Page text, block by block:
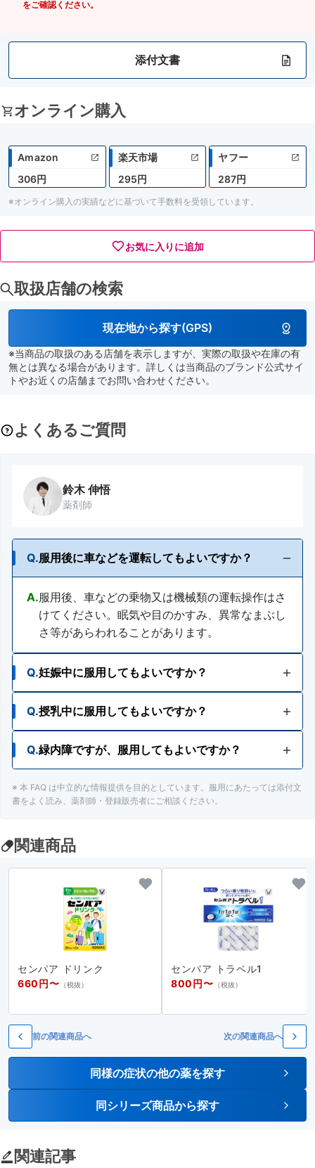
をご確認ください。
添付文書
オンライン購入
Amazon
306円
楽天市場
295円
ヤフー
287円
※オンライン購入の実績などに基づいて手数料を受領しています。
お気に入りに追加
取扱店舗の検索
現在地から探す(GPS)
※当商品の取扱のある店舗を表示しますが、実際の取扱や在庫の有
無とは異なる場合があります。詳しくは当商品のブランド公式サイ
トやお近くの店舗までお問い合わせください。
よくあるご質問
鈴木 伸悟
薬剤師
Q.服用後に車などを運転してもよいですか？
A.服用後、車などの乗物又は機械類の運転操作はさ
けてください。眠気や目のかすみ、異常なまぶし
さ等があらわれることがあります。
Q.妊娠中に服用してもよいですか？
A.妊婦又は妊娠していると思われる人は、医師、薬
剤師又は登録販売者にご相談ください。
Q.授乳中に服用してもよいですか？
A.授乳中の人でも服用が検討できます。服用に際し
ては、医師、薬剤師、登録販売者にご相談くださ
い。
Q.緑内障ですが、服用してもよいですか？
A.緑内障の人は、医師、薬剤師又は登録販売者にご
相談ください。
※ 本 FAQ は中立的な情報提供を目的としています。服用にあたっては添付文
書をよく読み、薬剤師・登録販売者にご相談ください。
関連商品
センパア ドリンク
660円〜 （税抜）
センパア トラベル1
800円〜 （税抜）
前の関連商品へ 次の関連商品へ
同様の症状の他の薬を探す
同シリーズ商品から探す
関連記事